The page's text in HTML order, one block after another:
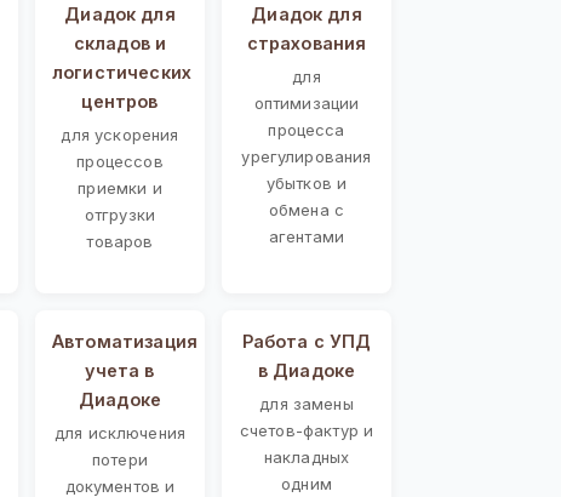
Диадок для
складов и
логистических
центров
для ускорения
процессов
приемки и
отгрузки
товаров
Диадок для
страхования
для
оптимизации
процесса
урегулирования
убытков и
обмена с
агентами
Автоматизация
учета в
Диадоке
для исключения
потери
документов и
Работа с УПД
в Диадоке
для замены
счетов-фактур и
накладных
одним